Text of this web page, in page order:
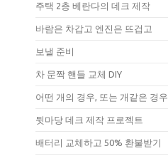
주택 2층 베란다의 데크 제작
바람은 차갑고 엔진은 뜨겁고
보낼 준비
차 문짝 핸들 교체 DIY
어떤 개의 경우, 또는 개같은 경우
뒷마당 데크 제작 프로젝트
배터리 교체하고 50% 환불받기